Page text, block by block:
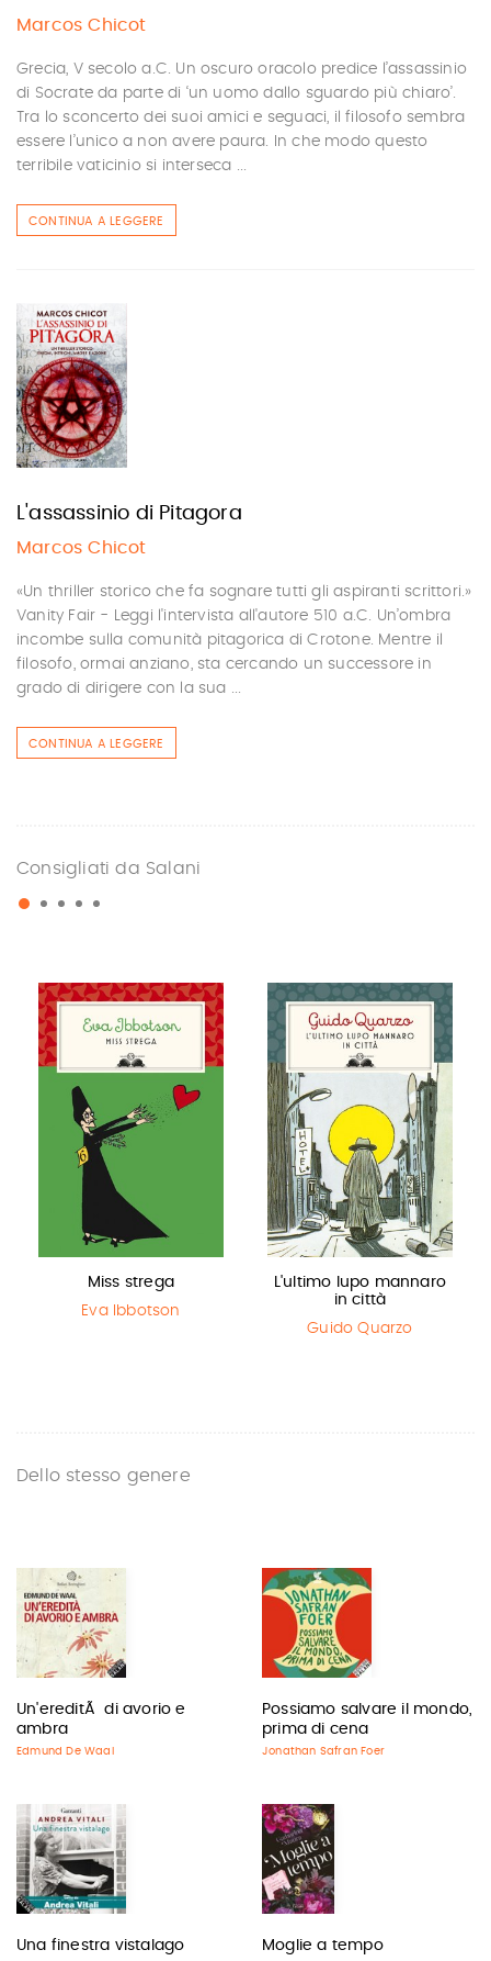
Marcos Chicot
Grecia, V secolo a.C. Un oscuro oracolo predice l’assassinio
di Socrate da parte di ‘un uomo dallo sguardo più chiaro’.
Tra lo sconcerto dei suoi amici e seguaci, il filosofo sembra
essere l’unico a non avere paura. In che modo questo
terribile vaticinio si interseca ...
CONTINUA A LEGGERE
L'assassinio di Pitagora
Marcos Chicot
«Un thriller storico che fa sognare tutti gli aspiranti scrittori.»
Vanity Fair - Leggi l'intervista all'autore 510 a.C. Un’ombra
incombe sulla comunità pitagorica di Crotone. Mentre il
filosofo, ormai anziano, sta cercando un successore in
grado di dirigere con la sua ...
CONTINUA A LEGGERE
Consigliati da Salani
Miss strega
Eva Ibbotson
L'ultimo lupo mannaro
in città
Guido Quarzo
Dello stesso genere
Un'ereditÃ di avorio e
ambra
Edmund De Waal
Possiamo salvare il mondo,
prima di cena
Jonathan Safran Foer
Una finestra vistalago Moglie a tempo